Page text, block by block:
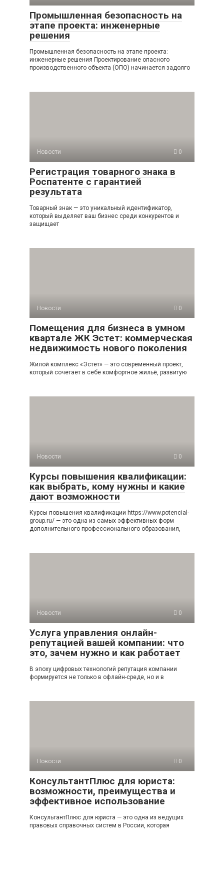
Промышленная безопасность на
этапе проекта: инженерные
решения
Промышленная безопасность на этапе проекта:
инженерные решения Проектирование опасного
производственного объекта (ОПО) начинается задолго
Новости 0
Регистрация товарного знака в
Роспатенте с гарантией
результата
Товарный знак — это уникальный идентификатор,
который выделяет ваш бизнес среди конкурентов и
защищает
Новости 0
Помещения для бизнеса в умном
квартале ЖК Эстет: коммерческая
недвижимость нового поколения
Жилой комплекс «Эстет» — это современный проект,
который сочетает в себе комфортное жильё, развитую
Новости 0
Курсы повышения квалификации:
как выбрать, кому нужны и какие
дают возможности
Курсы повышения квалификации https://www.potencial-
group.ru/ — это одна из самых эффективных форм
дополнительного профессионального образования,
Новости 0
Услуга управления онлайн-
репутацией вашей компании: что
это, зачем нужно и как работает
В эпоху цифровых технологий репутация компании
формируется не только в офлайн-среде, но и в
Новости 0
КонсультантПлюс для юриста:
возможности, преимущества и
эффективное использование
КонсультантПлюс для юриста — это одна из ведущих
правовых справочных систем в России, которая